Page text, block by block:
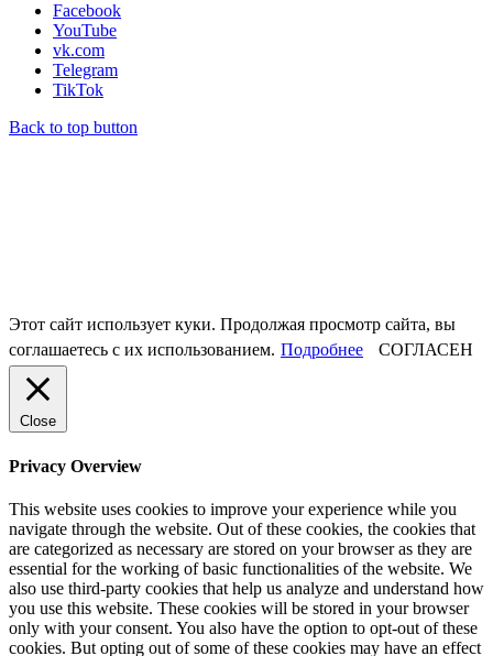
Facebook
YouTube
vk.com
Telegram
TikTok
Back to top button
Этот сайт использует куки. Продолжая просмотр сайта, вы
соглашаетесь с их использованием. Подробнее СОГЛАСЕН
Close
Privacy Overview
This website uses cookies to improve your experience while you
navigate through the website. Out of these cookies, the cookies that
are categorized as necessary are stored on your browser as they are
essential for the working of basic functionalities of the website. We
also use third-party cookies that help us analyze and understand how
you use this website. These cookies will be stored in your browser
only with your consent. You also have the option to opt-out of these
cookies. But opting out of some of these cookies may have an effect